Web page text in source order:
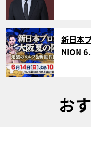
サムネイル
新日本
NION
お